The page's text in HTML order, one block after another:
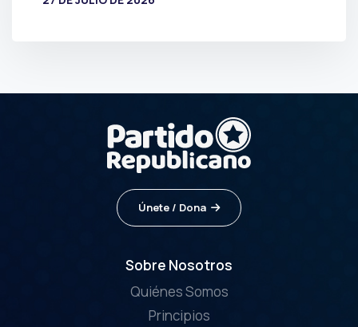
Únete / Dona
Sobre Nosotros
Quiénes Somos
Principios